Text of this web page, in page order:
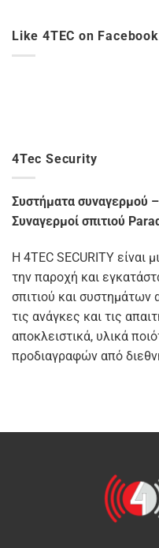
Like 4TEC on Facebook
4Tec Security
Συστήματα συναγερμού
Συναγερμοί σπιτιού
Η 4TEC SECURITY είναι
την παροχή και
σπιτιού και
τις ανάγκες και τις
αποκλειστικά, υλικά
προδιαγραφών από